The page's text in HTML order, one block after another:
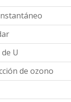
U
de ozono